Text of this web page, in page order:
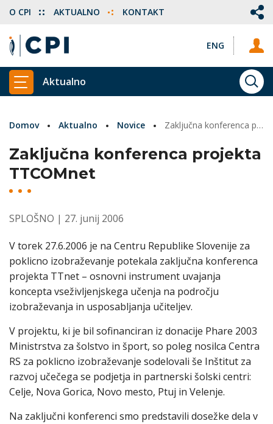
ENG
O CPI AKTUALNO KONTAKT
PRIKAŽI GLAVNI MENI
Aktualno
Domov Aktualno Novice Zaključna konferenca projekta TTCOMnet
Zaključna konferenca projekta
TTCOMnet
SPLOŠNO | 27. junij 2006
V torek 27.6.2006 je na Centru Republike Slovenije za
poklicno izobraževanje potekala zaključna konferenca
projekta TTnet – osnovni instrument uvajanja
koncepta vseživljenjskega učenja na področju
izobraževanja in usposabljanja učiteljev.
V projektu, ki je bil sofinanciran iz donacije Phare 2003
Ministrstva za šolstvo in šport, so poleg nosilca Centra
RS za poklicno izobraževanje sodelovali še Inštitut za
razvoj učečega se podjetja in partnerski šolski centri:
Celje, Nova Gorica, Novo mesto, Ptuj in Velenje.
Na zaključni konferenci smo predstavili dosežke dela v